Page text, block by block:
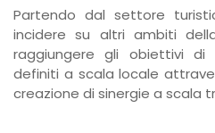
Partendo dal settore
incidere su altri ambiti
raggiungere gli obiettivi di
definiti a scala locale
creazione di sinergie a scala